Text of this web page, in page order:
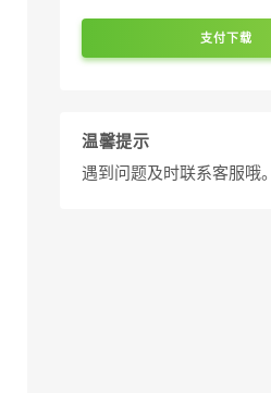
支付下载
温馨提示
遇到问题及时联系客服哦。